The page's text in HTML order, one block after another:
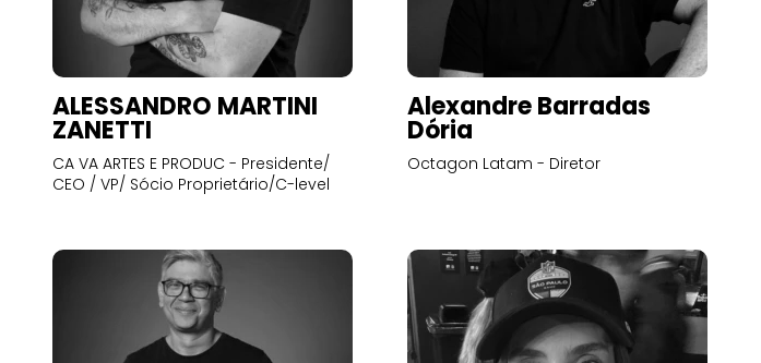
ALESSANDRO MARTINI
ZANETTI
CA VA ARTES E PRODUC - Presidente/
CEO / VP/ Sócio Proprietário/C-level
Alexandre Barradas
Dória
Octagon Latam - Diretor